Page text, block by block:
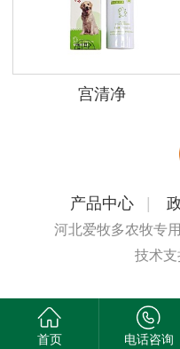
宫清净
产品中心 |
河北爱牧多农牧专
技术
首页 电话咨询